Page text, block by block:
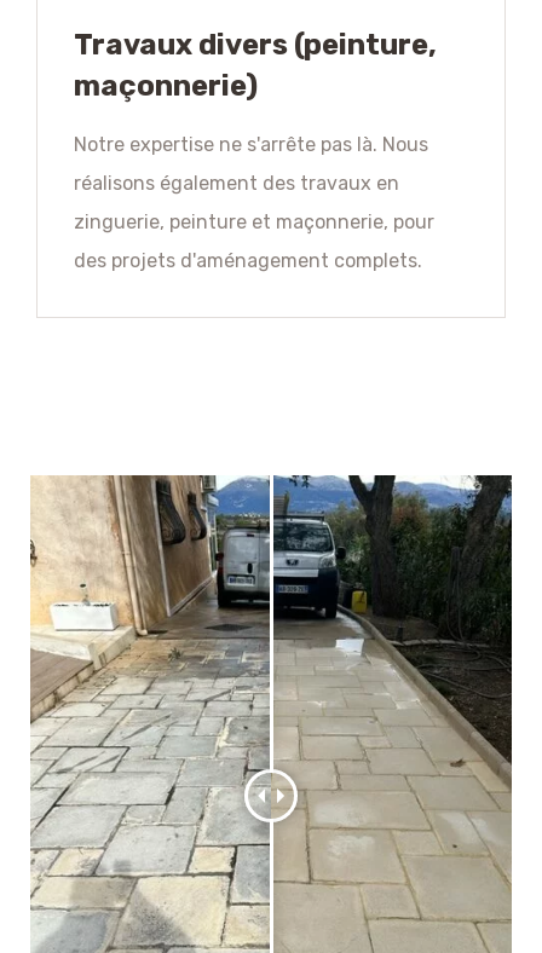
Travaux divers (peinture,
maçonnerie)
Notre expertise ne s'arrête pas là. Nous
réalisons également des travaux en
zinguerie, peinture et maçonnerie, pour
des projets d'aménagement complets.